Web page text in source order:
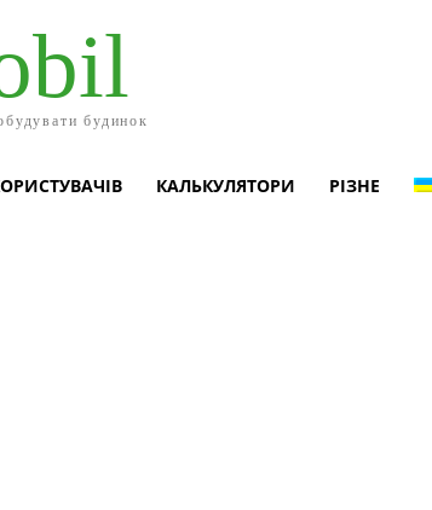
будинок
КАЛЬКУЛЯТОРИ РІЗНЕ